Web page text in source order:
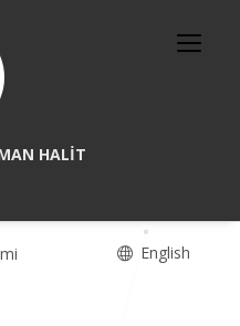
HALİT
English